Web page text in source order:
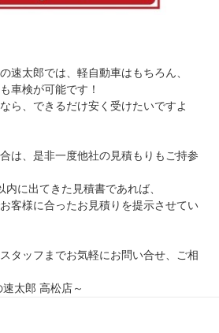
速太郎では、軽自動車はもちろん、
車検が可能です！
ら、できるだけ安く受けたいですよ
は、是非一度他社の見積もりもご持参
に出てきた見積書であれば、
客様に合ったお見積りを提示させてい
タッフまでお気軽にお問い合せ、ご相
太郎 高松店～